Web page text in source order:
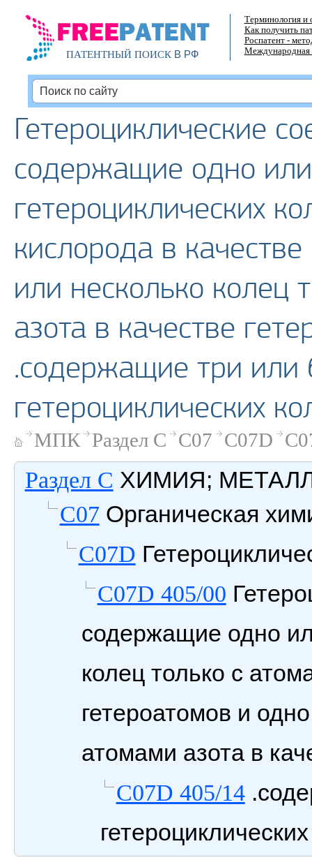
ПАТЕНТНЫЙ ПОИСКВ РФ
Терминология и
Как получить
Роспатент -
Международная
Гетероциклические
содержащие одно
гетероциклических
кислорода в
или несколько колец
азота в качестве
.содержащие три или
гетероциклических
МПК Раздел C C07 C07D
Раздел C ХИМИЯ;
C07 Органическая
C07D
C07D 405/00
содержащие одно
колец только с
гетероатомов и
атомами азота в
C07D 405/14